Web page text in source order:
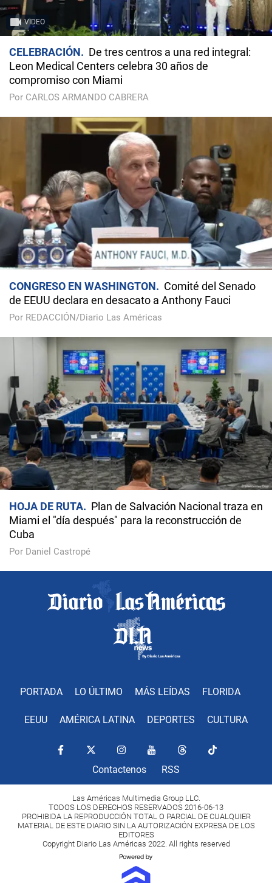
VIDEO
CELEBRACIÓN
De tres centros a una red integral:
Leon Medical Centers celebra 30 años de
compromiso con Miami
Por CARLOS ARMANDO CABRERA
CONGRESO EN WASHINGTON
Comité del Senado
de EEUU declara en desacato a Anthony Fauci
Por REDACCIÓN/Diario Las Américas
HOJA DE RUTA
Plan de Salvación Nacional traza en
Miami el "día después" para la reconstrucción de
Cuba
Por Daniel Castropé
PORTADA LO ÚLTIMO MÁS LEÍDAS FLORIDA
EEUU AMÉRICA LATINA DEPORTES CULTURA
Contactenos RSS
Las Américas Multimedia Group LLC.
TODOS LOS DERECHOS RESERVADOS 2016-06-13
PROHIBIDA LA REPRODUCCIÓN TOTAL O PARCIAL DE CUALQUIER
MATERIAL DE ESTE DIARIO SIN LA AUTORIZACIÓN EXPRESA DE LOS
EDITORES
Copyright Diario Las Américas 2022. All rights reserved